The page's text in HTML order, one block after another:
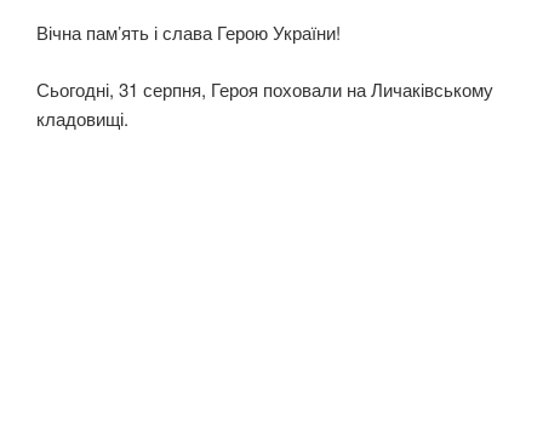
Вічна пам’ять і слава Герою України!
Сьогодні, 31 серпня, Героя поховали на Личаківському
кладовищі.